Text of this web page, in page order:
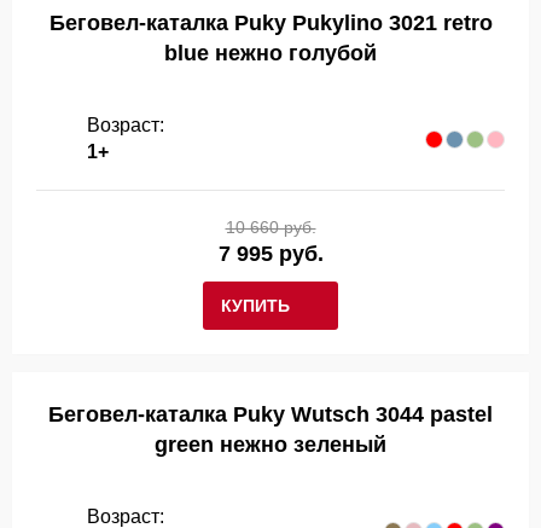
Беговел-каталка Puky Pukylino 3021 retro
blue нежно голубой
Возраст:
1+
КУПИТЬ
10 660 руб.
7 995 руб.
Беговел-каталка Puky Wutsch 3044 pastel
green нежно зеленый
Возраст: